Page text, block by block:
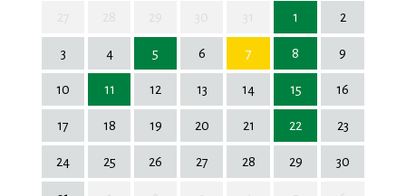
1 2
3 4 5 6 7 8 9
10 11 12 13 14 15 16
17 18 19 20 21 22 23
24 25 26 27 28 29 30